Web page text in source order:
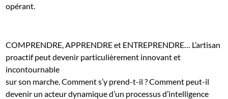
opérant.
COMPRENDRE, APPRENDRE et ENTREPRENDRE… L’artisan
proactif peut devenir particulièrement innovant et
incontournable
sur son marche. Comment s’y prend-t-il ? Comment peut-il
devenir un acteur dynamique d’un processus d’intelligence